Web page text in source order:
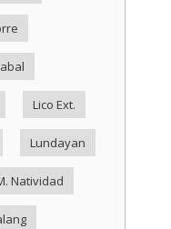
Lico Ext.
Lundayan
Natividad